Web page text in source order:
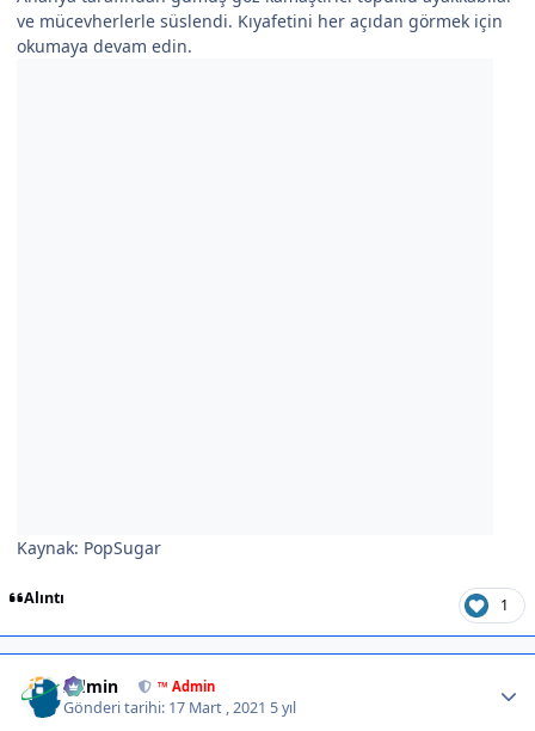
ve mücevherlerle süslendi. Kıyafetini her açıdan görmek için
okumaya devam edin.
Kaynak: PopSugar
Alıntı 1
Admin ™ Admin
Gönderi tarihi: 17 Mart , 2021 5 yıl